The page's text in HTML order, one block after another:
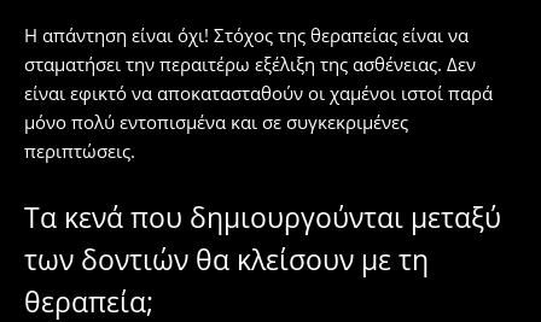
Η απάντηση είναι όχι! Στόχος της θεραπείας είναι να
σταματήσει την περαιτέρω εξέλιξη της ασθένειας. Δεν
είναι εφικτό να αποκατασταθούν οι χαμένοι ιστοί παρά
μόνο πολύ εντοπισμένα και σε συγκεκριμένες
περιπτώσεις.
Τα κενά που δημιουργούνται μεταξύ
των δοντιών θα κλείσουν με τη
θεραπεία;